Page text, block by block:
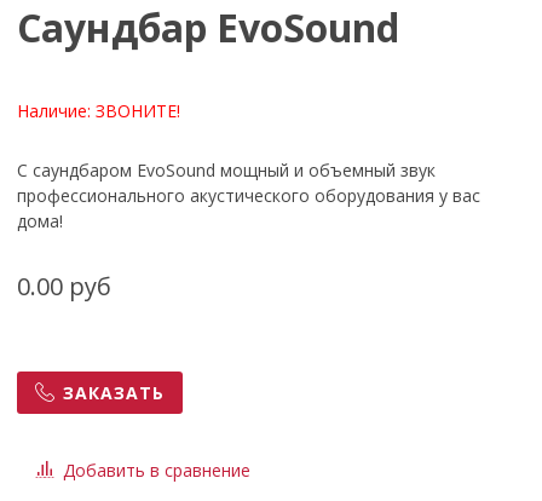
Саундбар EvoSound
Наличие:ЗВОНИТЕ!
С саундбаром EvoSound мощный и объемный звук
профессионального акустического оборудования у вас
дома!
0.00 руб
ЗАКАЗАТЬ
Добавить в сравнение